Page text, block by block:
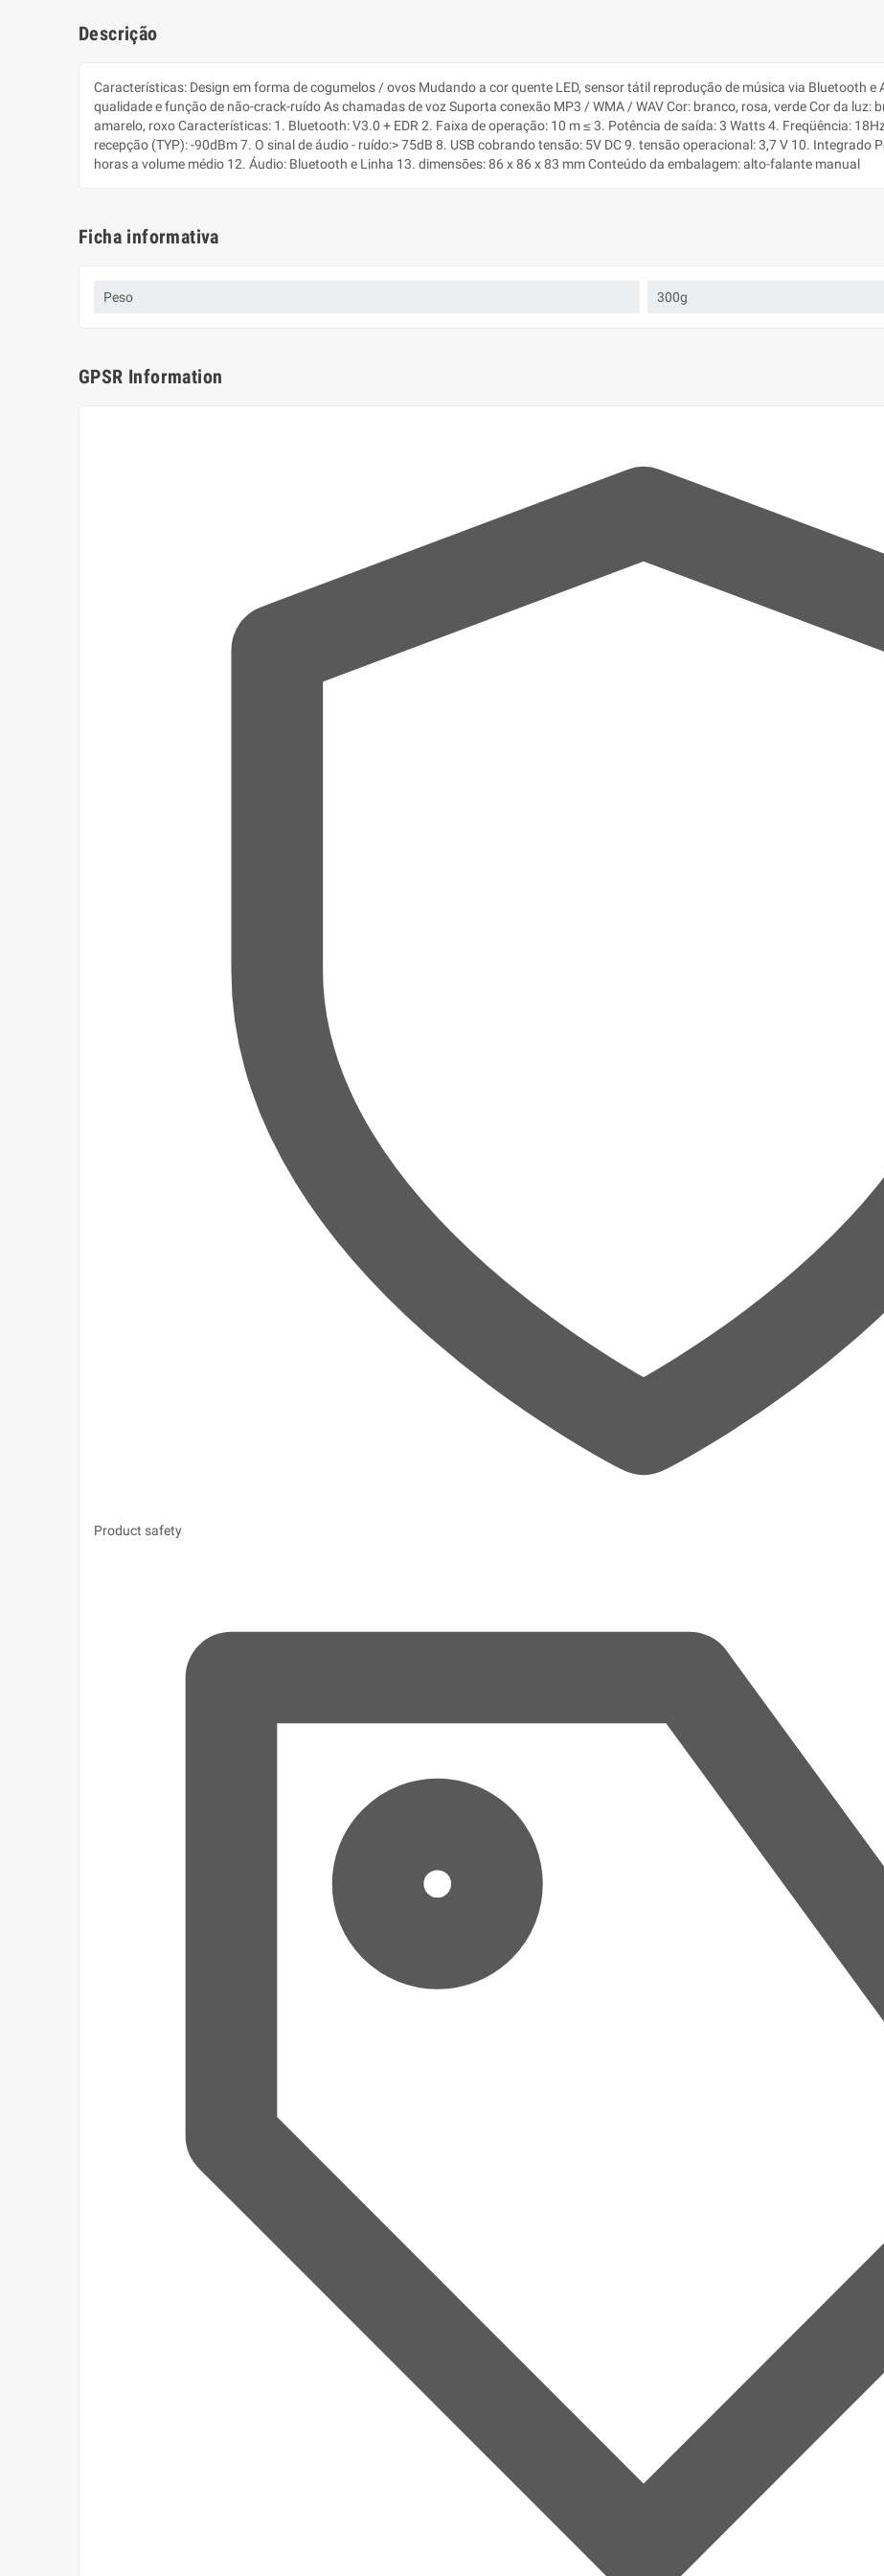
Descrição
Características: Design em forma de cogumelos / ovos Mudando a cor quente LED, sensor tátil reprodução de música via Bluetooth
qualidade e função de não-crack-ruído As chamadas de voz Suporta conexão MP3 / WMA / WAV Cor: branco, rosa, verde Cor da luz:
amarelo, roxo Características: 1. Bluetooth: V3.0 + EDR 2. Faixa de operação: 10 m ≤ 3. Potência de saída: 3 Watts 4. Freqüência:
recepção (TYP): -90dBm 7. O sinal de áudio - ruído:> 75dB 8. USB cobrando tensão: 5V DC 9. tensão operacional: 3,7 V 10. Integrado
horas a volume médio 12. Áudio: Bluetooth e Linha 13. dimensões: 86 x 86 x 83 mm Conteúdo da embalagem: alto-falante manual
Ficha informativa
Peso 300g
GPSR Information
Product safety